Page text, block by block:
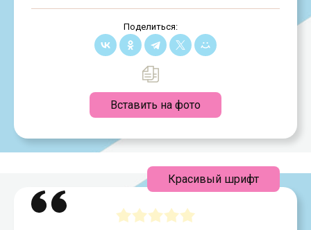
Поделиться:
Вставить на фото
Красивый шрифт